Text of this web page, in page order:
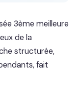
3ème meilleure
de la
structurée,
fait